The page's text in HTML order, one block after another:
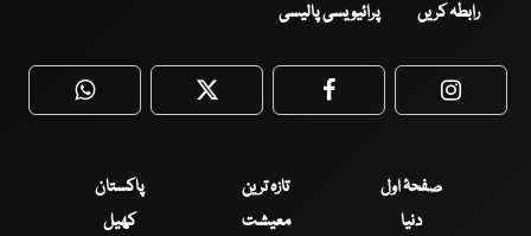
رابطہ کریں پرائیویسی پالیسی
WhatsApp Twitter Facebook
صفحۂ اول تازہ ترین
پاکستان
دنیا
معیشت
کھیل